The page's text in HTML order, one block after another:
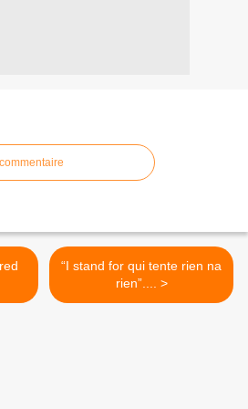
“I stand for qui tente rien na
rien”.... >